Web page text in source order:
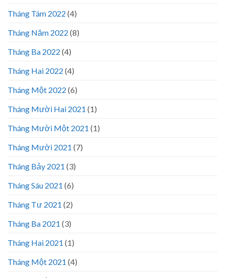
Tháng Tám 2022 (4)
Tháng Năm 2022 (8)
Tháng Ba 2022 (4)
Tháng Hai 2022 (4)
Tháng Một 2022 (6)
Tháng Mười Hai 2021 (1)
Tháng Mười Một 2021 (1)
Tháng Mười 2021 (7)
Tháng Bảy 2021 (3)
Tháng Sáu 2021 (6)
Tháng Tư 2021 (2)
Tháng Ba 2021 (3)
Tháng Hai 2021 (1)
Tháng Một 2021 (4)